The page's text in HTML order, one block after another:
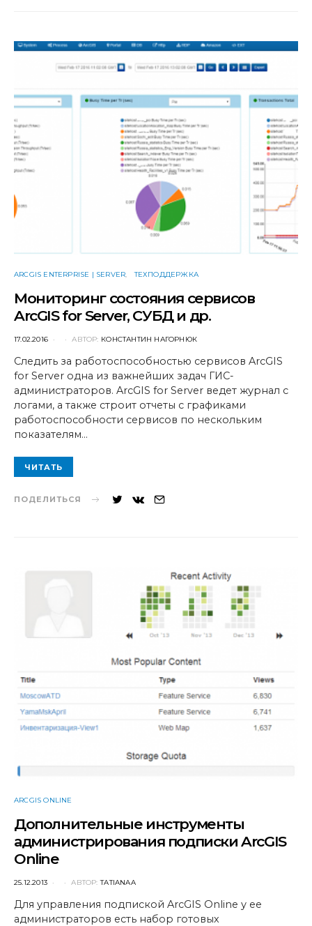
ARCGIS ENTERPRISE | SERVER ТЕХПОДДЕРЖКА
Мониторинг состояния сервисов
ArcGIS for Server, СУБД и др.
POSTED
17.02.2016 АВТОР: КОНСТАНТИН НАГОРНЮК
Следить за работоспособностью сервисов ArcGIS
for Server одна из важнейших задач ГИС-
администраторов. ArcGIS for Server ведет журнал с
логами, а также строит отчеты с графиками
работоспособности сервисов по нескольким
показателям…
ЧИТАТЬ
ПОДЕЛИТЬСЯ
ARCGIS ONLINE
Дополнительные инструменты
администрирования подписки ArcGIS
Online
POSTED
25.12.2013 АВТОР: TATIANAA
Для управления подпиской ArcGIS Online у ее
администраторов есть набор готовых